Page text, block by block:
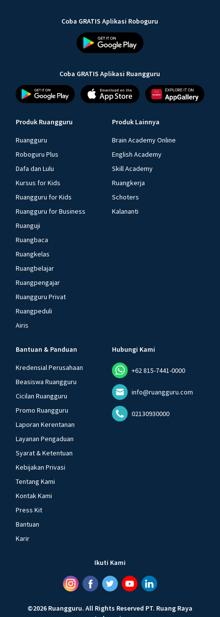
Coba GRATIS Aplikasi Roboguru
Coba GRATIS Aplikasi Ruangguru
Produk Ruangguru
Ruangguru
Roboguru Plus
Dafa dan Lulu
Kursus for Kids
Ruangguru for Kids
Ruangguru for Business
Ruanguji
Ruangbaca
Ruangkelas
Ruangbelajar
Ruangpengajar
Ruangguru Privat
Ruangpeduli
Airis
Produk Lainnya
Brain Academy Online
English Academy
Skill Academy
Ruangkerja
Schoters
Kalananti
Bantuan & Panduan
Kredensial Perusahaan
Beasiswa Ruangguru
Cicilan Ruangguru
Promo Ruangguru
Laporan Kerentanan
Layanan Pengaduan
Syarat & Ketentuan
Kebijakan Privasi
Tentang Kami
Kontak Kami
Press Kit
Bantuan
Karir
Hubungi Kami
+62 815-7441-0000
info@ruangguru.com
02130930000
Ikuti Kami
©2026 Ruangguru. All Rights Reserved PT. Ruang Raya